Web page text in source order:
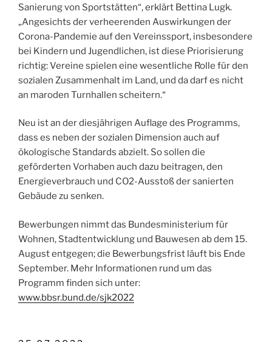
Sanierung von Sportstätten“, erklärt Bettina Lugk.
„Angesichts der verheerenden Auswirkungen der
Corona-Pandemie auf den Vereinssport, insbesondere
bei Kindern und Jugendlichen, ist diese Priorisierung
richtig: Vereine spielen eine wesentliche Rolle für den
sozialen Zusammenhalt im Land, und da darf es nicht
an maroden Turnhallen scheitern.“
Neu ist an der diesjährigen Auflage des Programms,
dass es neben der sozialen Dimension auch auf
ökologische Standards abzielt. So sollen die
geförderten Vorhaben auch dazu beitragen, den
Energieverbrauch und CO2-Ausstoß der sanierten
Gebäude zu senken.
Bewerbungen nimmt das Bundesministerium für
Wohnen, Stadtentwicklung und Bauwesen ab dem 15.
August entgegen; die Bewerbungsfrist läuft bis Ende
September. Mehr Informationen rund um das
Programm finden sich unter:
www.bbsr.bund.de/sjk2022